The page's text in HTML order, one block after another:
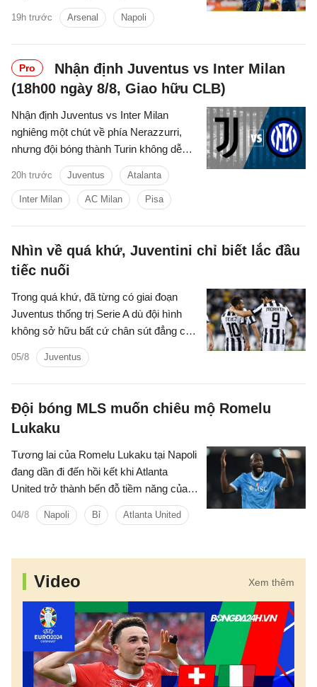
hàng công trước mùa giải mới.
19h trước Arsenal Napoli
Pro
Nhận định Juventus vs Inter Milan
(18h00 ngày 8/8, Giao hữu CLB)
Nhận định Juventus vs Inter Milan
nghiêng một chút về phía Nerazzurri,
nhưng đội bóng thành Turin không dễ
dàng chấp nhận thất bại.
20h trước Juventus Atalanta
Inter Milan AC Milan Pisa
Nhìn về quá khứ, Juventini chỉ biết lắc đầu
tiếc nuối
Trong quá khứ, đã từng có giai đoạn
Juventus thống trị Serie A dù đội hình
không sở hữu bất cứ chân sút đẳng cấp
nào. Nhưng than ôi! Thời oanh liệt ấy
nay còn đâu!
05/8 Juventus
Đội bóng MLS muốn chiêu mộ Romelu
Lukaku
Tương lai của Romelu Lukaku tại Napoli
đang dần đi đến hồi kết khi Atlanta
United trở thành bến đỗ tiềm năng của
tiền đạo người Bỉ trong kỳ chuyển
nhượng mùa hè.
04/8 Napoli Bỉ Atlanta United
Video Xem thêm